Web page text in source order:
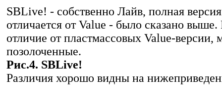
SBLive! - собственно Лайв, полная
отличается от Value - было сказано выше.
отличие от пластмассовых Value-версии,
позолоченные.
Рис.4. SBLive!
Различия хорошо видны на